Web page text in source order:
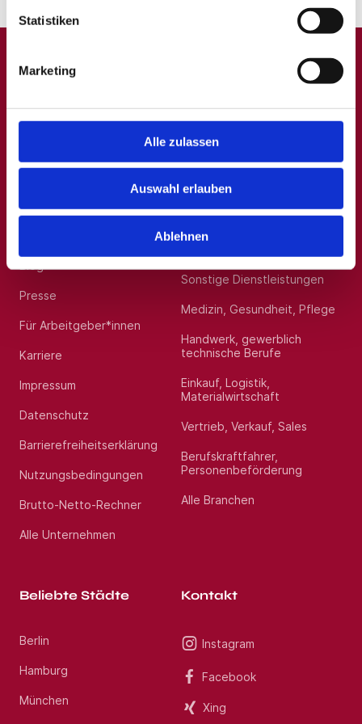
Statistiken
Marketing
Alle zulassen
Auswahl erlauben
Ablehnen
P Q
R S T U V W X Y Z 0-9
Presse
Für Arbeitgeber*innen
Karriere
Impressum
Datenschutz
Barrierefreiheitserklärung
Nutzungsbedingungen
Brutto-Netto-Rechner
Alle Unternehmen
Beliebte Kategorien
Hilfskräfte, Aushilfs- und
Sonstige Dienstleistungen
Medizin, Gesundheit, Pflege
Handwerk, gewerblich
technische Berufe
Einkauf, Logistik,
Materialwirtschaft
Vertrieb, Verkauf, Sales
Berufskraftfahrer,
Personenbeförderung
Alle Branchen
Beliebte Städte
Berlin
Hamburg
München
Kontakt
Instagram
Facebook
Xing